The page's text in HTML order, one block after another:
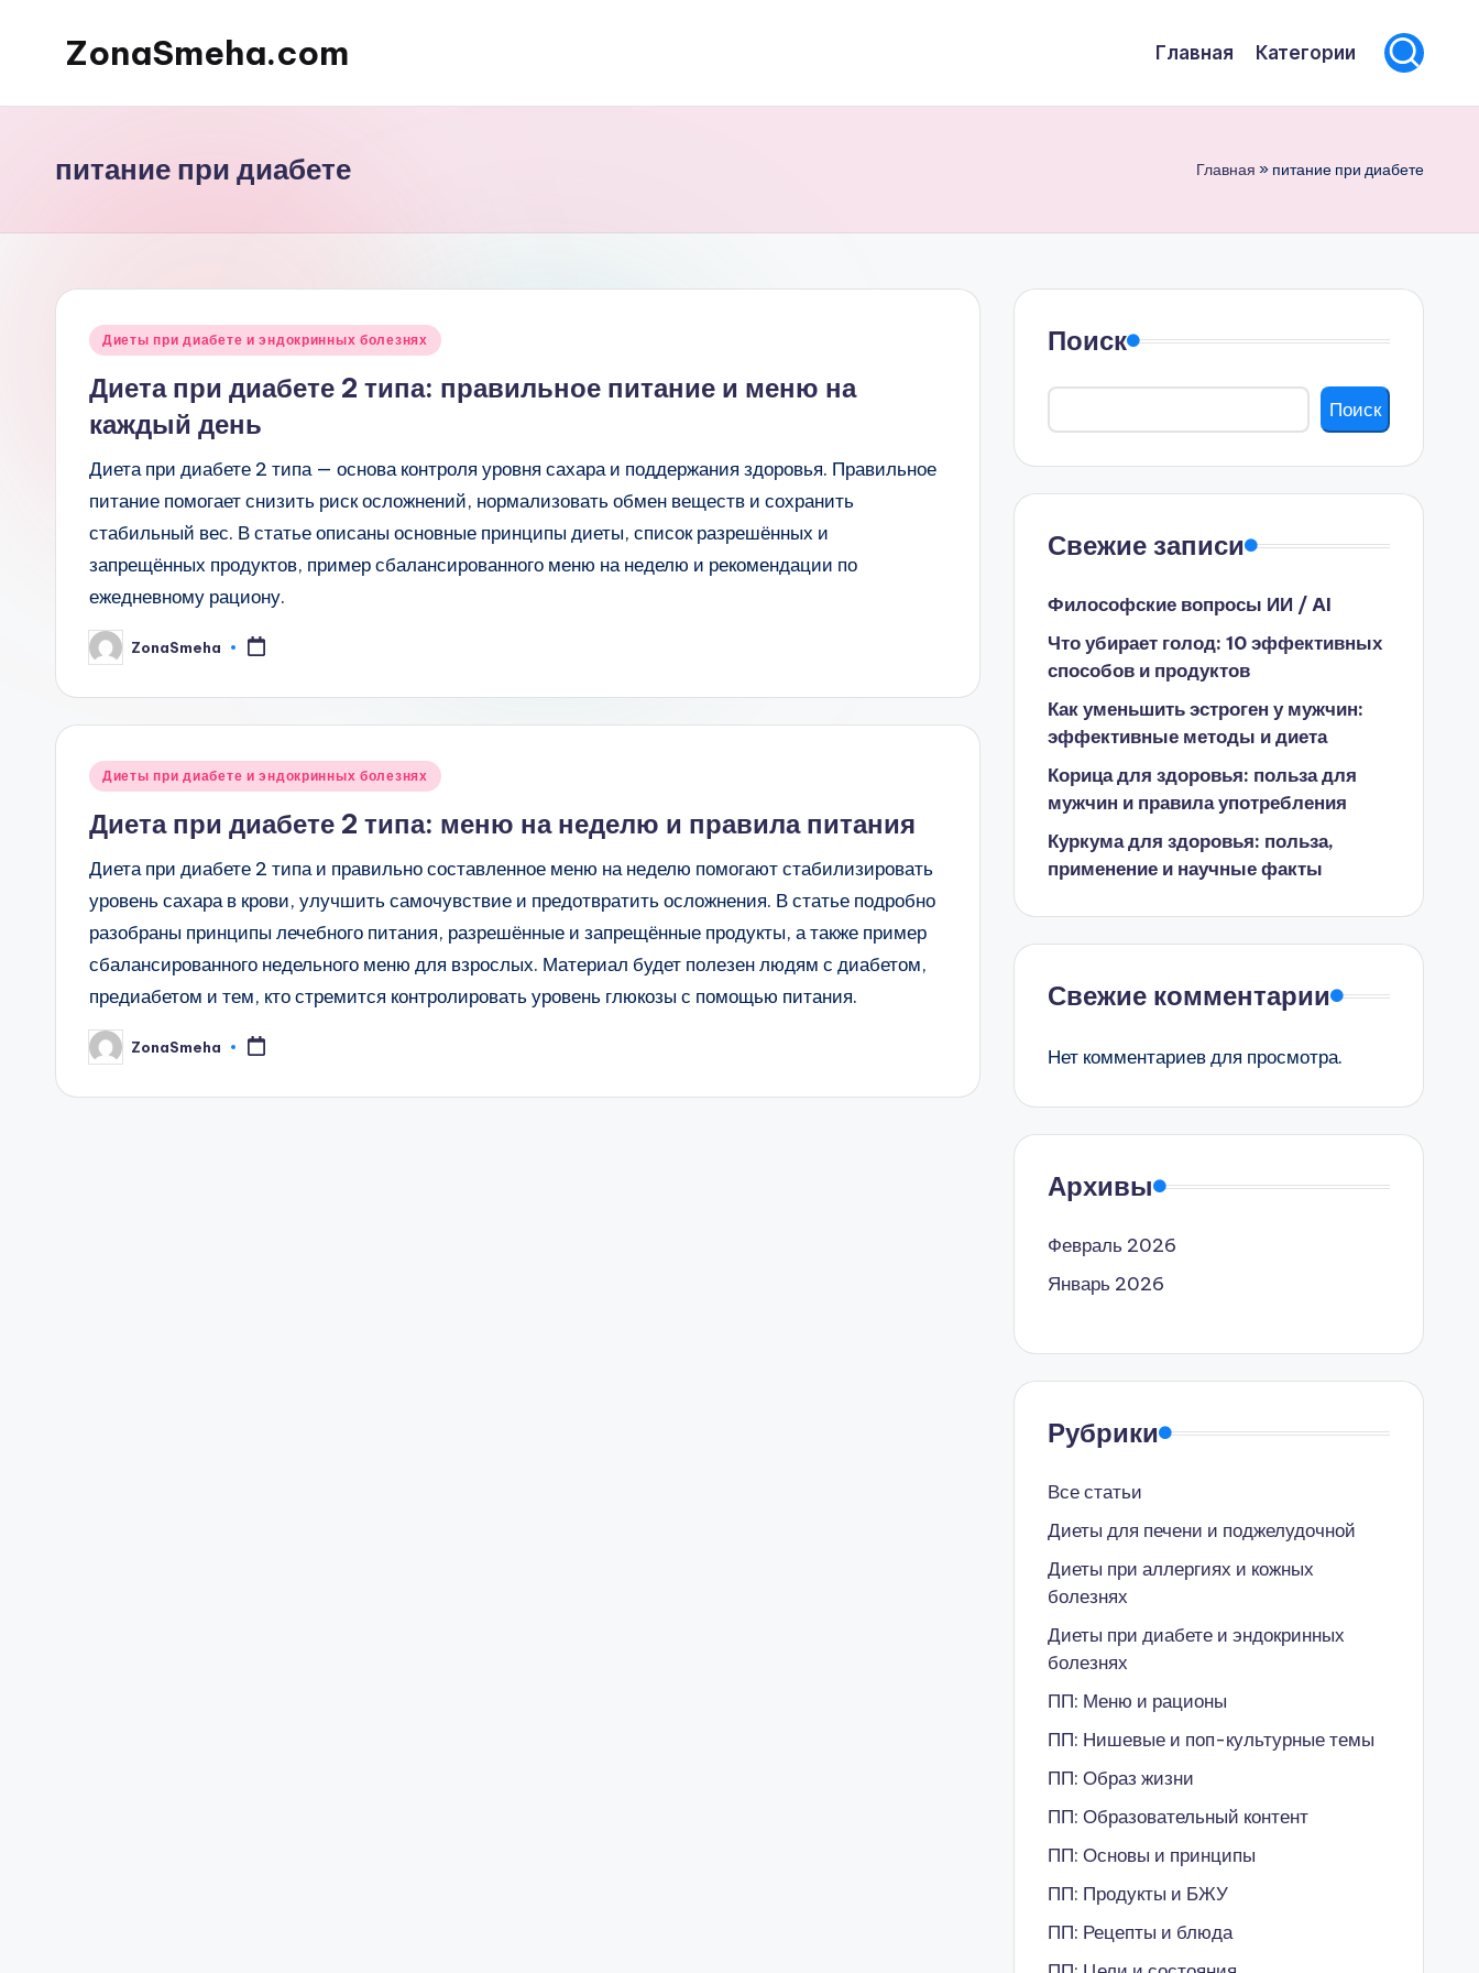
ПерейтиZonaSmeha.com
Правильное
Главная Категории
питание при диабете Главная » питание при диабете
Опубликовано
Диеты при диабете и эндокринных болезнях
Диета при диабете 2 типа: правильное питание и меню на
каждый день
Диета при диабете 2 типа — основа контроля уровня сахара и поддержания здоровья. Правильное
питание помогает снизить риск осложнений, нормализовать обмен веществ и сохранить
стабильный вес. В статье описаны основные принципы диеты, список разрешённых и
запрещённых продуктов, пример сбалансированного меню на неделю и рекомендации по
ежедневному рациону.
Запись
от
ZonaSmeha
Опубликовано
Диеты при диабете и эндокринных болезнях
Диета при диабете 2 типа: меню на неделю и правила питания
Диета при диабете 2 типа и правильно составленное меню на неделю помогают стабилизировать
уровень сахара в крови, улучшить самочувствие и предотвратить осложнения. В статье подробно
разобраны принципы лечебного питания, разрешённые и запрещённые продукты, а также пример
сбалансированного недельного меню для взрослых. Материал будет полезен людям с диабетом,
предиабетом и тем, кто стремится контролировать уровень глюкозы с помощью питания.
Запись
от
ZonaSmeha
Поиск
Поиск
Свежие записи
Философские вопросы ИИ / AI
Что убирает голод: 10 эффективных
способов и продуктов
Как уменьшить эстроген у мужчин:
эффективные методы и диета
Корица для здоровья: польза для
мужчин и правила употребления
Куркума для здоровья: польза,
применение и научные факты
Свежие комментарии
Нет комментариев для просмотра.
Архивы
Февраль 2026
Январь 2026
Рубрики
Все статьи
Диеты для печени и поджелудочной
Диеты при аллергиях и кожных
болезнях
Диеты при диабете и эндокринных
болезнях
ПП: Меню и рационы
ПП: Нишевые и поп-культурные темы
ПП: Образ жизни
ПП: Образовательный контент
ПП: Основы и принципы
ПП: Продукты и БЖУ
ПП: Рецепты и блюда